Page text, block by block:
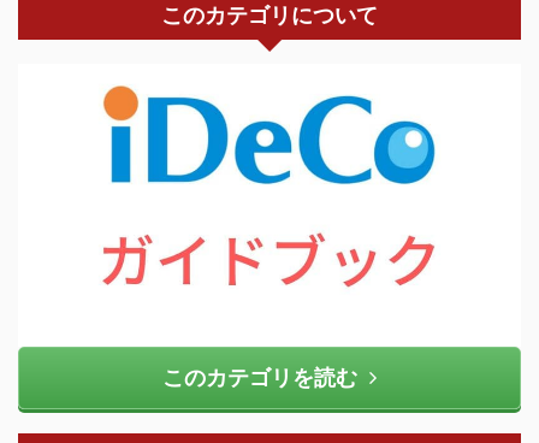
このカテゴリについて
このカテゴリを読む